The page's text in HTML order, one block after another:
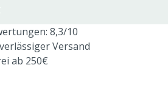
8,3/10
Versand
ab 250€